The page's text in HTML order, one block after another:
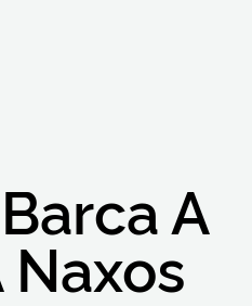
A
Naxos